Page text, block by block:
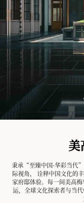
美
秉承“至臻中国·华彩当代
际视角， 诠释中国文化的
家府邸体验。每一间美高
运，全球文化探索者与当